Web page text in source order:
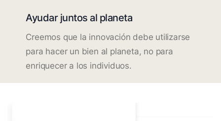
Ayudar juntos al planeta
Creemos que la innovación debe utilizarse
para hacer un bien al planeta, no para
enriquecer a los individuos.